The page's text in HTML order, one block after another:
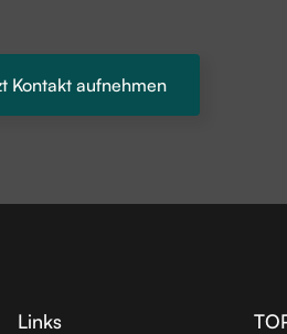
Kontakt aufnehmen
Links